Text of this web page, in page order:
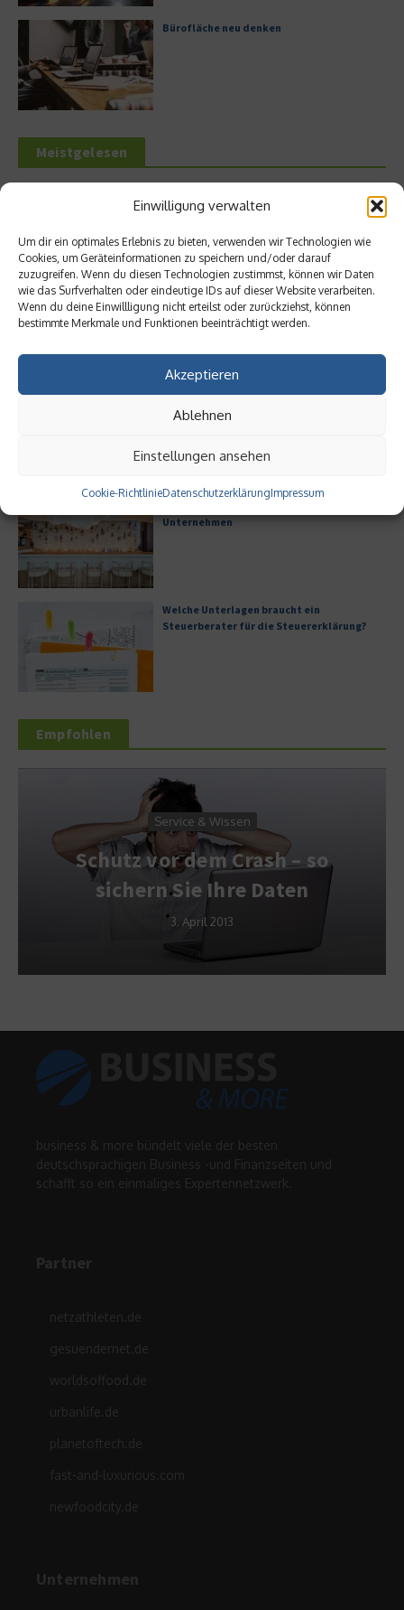
Einwilligung verwalten
Um dir ein optimales Erlebnis zu bieten, verwenden wir Technologien wie
Cookies, um Geräteinformationen zu speichern und/oder darauf
zuzugreifen. Wenn du diesen Technologien zustimmst, können wir Daten
wie das Surfverhalten oder eindeutige IDs auf dieser Website verarbeiten.
Wenn du deine Einwillligung nicht erteilst oder zurückziehst, können
bestimmte Merkmale und Funktionen beeinträchtigt werden.
Akzeptieren
Ablehnen
Einstellungen ansehen
Cookie-RichtlinieDatenschutzerklärungImpressum
Bürofläche neu denken
Meistgelesen
Geschäftskontos für kleine Unternehmen
Hilton Worldwide: Eine Ikone der globalen
Hotellerie im Wandel der Zeit
Unternehmen
Welche Unterlagen braucht ein
Steuerberater für die Steuererklärung?
Empfohlen
Service & Wissen
Schutz vor dem Crash – so
sichern Sie Ihre Daten
3. April 2013
business & more bündelt viele der besten
deutschsprachigen Business -und Finanzseiten und
schafft so ein einmaliges Expertennetzwerk.
Partner
netzathleten.de
gesuendernet.de
worldsoffood.de
urbanlife.de
planetoftech.de
fast-and-luxurious.com
newfoodcity.de
Unternehmen